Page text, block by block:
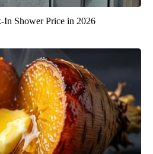
In Shower Price in 2026